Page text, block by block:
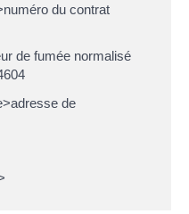
du contrat
de fumée normalisé
de